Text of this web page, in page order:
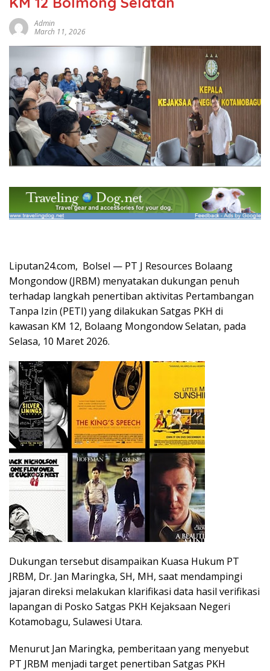
Admin
March 11, 2026
Liputan24.com, Bolsel — PT J Resources Bolaang
Mongondow (JRBM) menyatakan dukungan penuh
terhadap langkah penertiban aktivitas Pertambangan
Tanpa Izin (PETI) yang dilakukan Satgas PKH di
kawasan KM 12, Bolaang Mongondow Selatan, pada
Selasa, 10 Maret 2026.
Dukungan tersebut disampaikan Kuasa Hukum PT
JRBM, Dr. Jan Maringka, SH, MH, saat mendampingi
jajaran direksi melakukan klarifikasi data hasil verifikasi
lapangan di Posko Satgas PKH Kejaksaan Negeri
Kotamobagu, Sulawesi Utara.
Menurut Jan Maringka, pemberitaan yang menyebut
PT JRBM menjadi target penertiban Satgas PKH